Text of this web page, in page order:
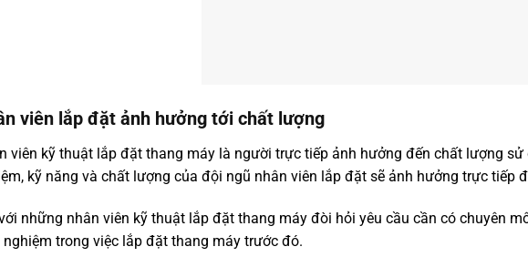
viên lắp đặt ảnh hưởng tới chất lượng
viên kỹ thuật lắp đặt thang máy là người trực tiếp ảnh hưởng đến chất lượng sử
kỹ năng và chất lượng của đội ngũ nhân viên lắp đặt sẽ ảnh hưởng trực tiếp
những nhân viên kỹ thuật lắp đặt thang máy đòi hỏi yêu cầu cần có chuyên
nghiệm trong việc lắp đặt thang máy trước đó.